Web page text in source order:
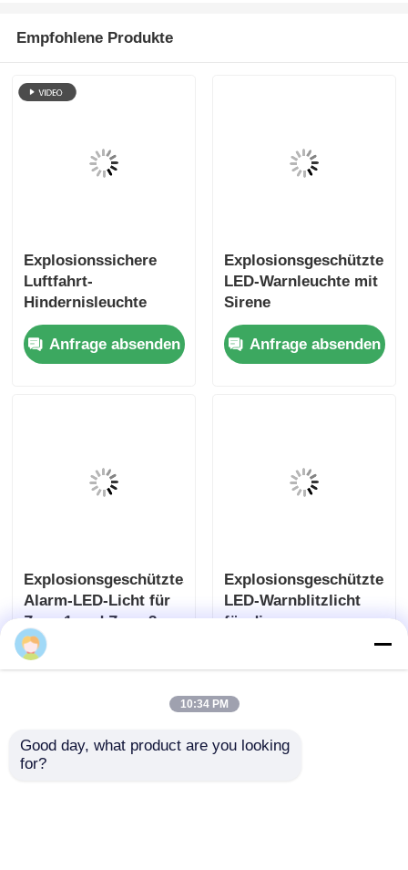
Empfohlene Produkte
Explosionssichere
Luftfahrt-
Hindernisleuchte
Anfrage absenden
Explosionsgeschützte
LED-Warnleuchte mit
Sirene
Anfrage absenden
Explosionsgeschütztes
Alarm-LED-Licht für
Zone 1 und Zone 2
Explosionsgeschütztes
LED-Warnblitzlicht
für die
10:34 PM
Good day, what product are you looking
for?